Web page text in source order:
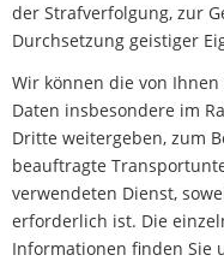
der Strafverfolgung, zur
Durchsetzung geistiger
Wir können die von
Daten insbesondere im
Dritte weitergeben, zum
beauftragte
verwendeten Dienst,
erforderlich ist. Die
Informationen finden Sie